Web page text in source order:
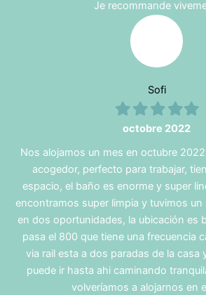
Je recommande
Sofi
FilledFilledFilledFilledFilled
octobre 2022
Nos alojamos un mes en octubre
acogedor, perfecto para trabajar,
espacio, el baño es enorme y super
encontramos super limpia y tuvimos un
en dos oportunidades, la ubicación es
pasa el 800 que tiene una frecuencia
via rail esta a dos paradas de la casa
puede ir hasta ahi caminando
volveríamos a alojarnos en